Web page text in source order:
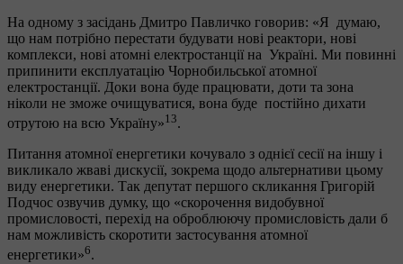
На одному з засідань Дмитро Павличко говорив: «Я думаю,
що нам потрібно перестати будувати нові реактори, нові
комплекси, нові атомні електростанції на Україні. Ми повинні
припинити експлуатацію Чорнобильської атомної
електростанції. Доки вона буде працювати, доти та зона
ніколи не зможе очищуватися, вона буде постійно дихати
отрутою на всю Україну»13.
Питання атомної енергетики кочувало з однієї сесії на іншу і
викликало жваві дискусії, зокрема щодо альтернативи цьому
виду енергетики. Так депутат першого скликання Григорій
Подчос озвучив думку, що «скорочення видобувної
промисловості, перехід на оброблюючу промисловість дали б
нам можливість скоротити застосування атомної
енергетики»6.